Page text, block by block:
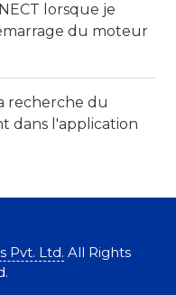
lorsque je
du moteur
recherche du
dans l'application
Pvt. Ltd. All Rights